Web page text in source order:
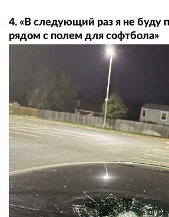
4. «В следующий раз я не буду
рядом с полем для софтбола»